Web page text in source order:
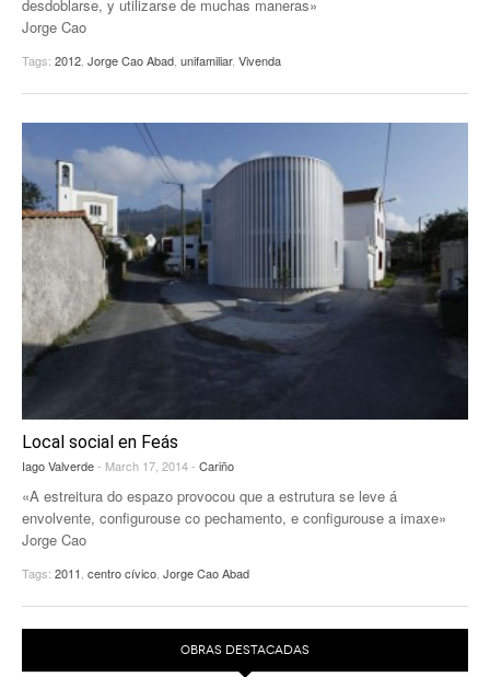
EUROPAN
desdoblarse, y utilizarse de muchas maneras»
Jorge Cao
Tags: 2012 Jorge Cao Abad unifamiliar, Vivenda
Local social en Feás
Iago Valverde- March 17, 2014 - Cariño
«A estreitura do espazo provocou que a estrutura se leve á
envolvente, configurouse co pechamento, e configurouse a imaxe»
Jorge Cao
Tags: 2011 centro cívico Jorge Cao Abad
OBRAS DESTACADAS